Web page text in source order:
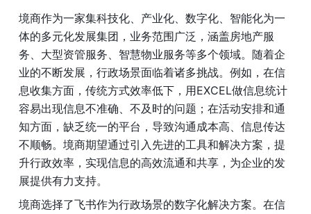
境商作为一家集科技化、产业化、数字化、智能化为一
体的多元化发展集团，业务范围广泛，涵盖房地产服
务、大型资管服务、智慧物业服务等多个领域。随着企
业的不断发展，行政场景面临着诸多挑战。例如，在信
息收集方面，传统方式效率低下，用EXCEL做信息统计
容易出现信息不准确、不及时的问题；在活动安排和通
知方面，缺乏统一的平台，导致沟通成本高、信息传达
不顺畅。境商期望通过引入先进的工具和解决方案，提
升行政效率，实现信息的高效流通和共享，为企业的发
展提供有力支持。
境商选择了飞书作为行政场景的数字化解决方案。在信